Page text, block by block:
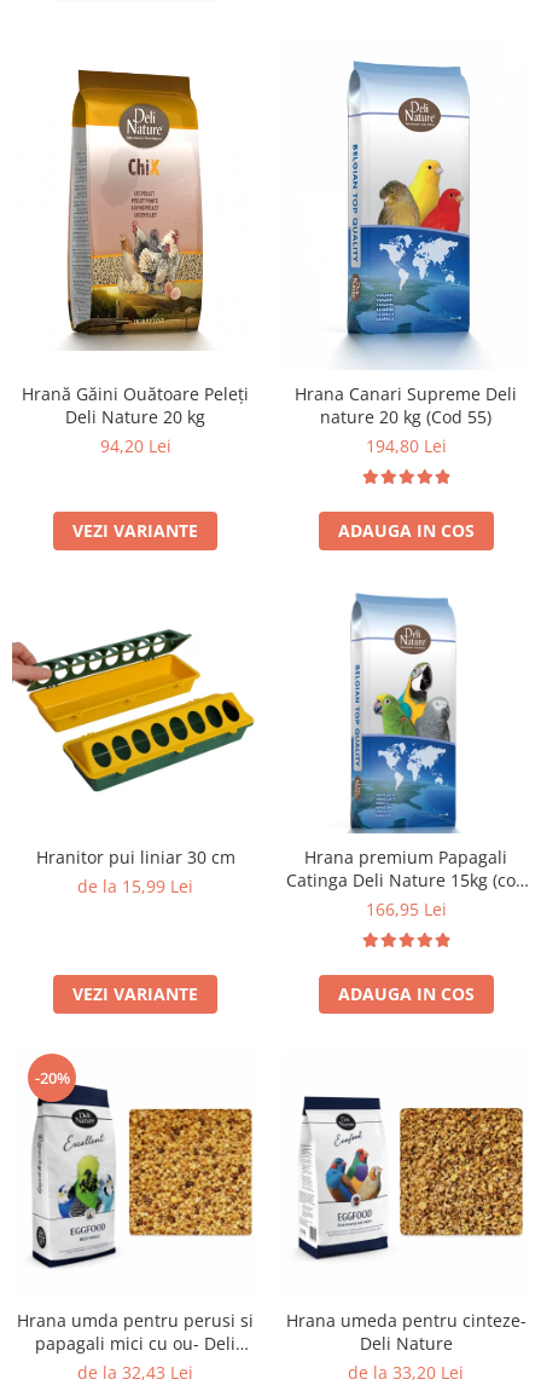
Hrană Găini Ouătoare Peleți
Deli Nature 20 kg
94,20 Lei
VEZI VARIANTE
Hrana Canari Supreme Deli
nature 20 kg (Cod 55)
194,80 Lei
ADAUGA IN COS
Hranitor pui liniar 30 cm
de la 15,99 Lei
VEZI VARIANTE
Hrana premium Papagali
Catinga Deli Nature 15kg (cod
24)
166,95 Lei
ADAUGA IN COS
-20%
Hrana umda pentru perusi si
papagali mici cu ou- Deli
Nature Eggfood
de la 32,43 Lei
Hrana umeda pentru cinteze-
Deli Nature
de la 33,20 Lei